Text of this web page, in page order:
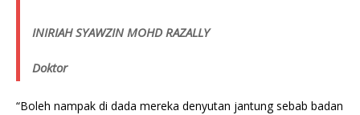
INIRIAH SYAWZIN MOHD RAZALLY
Doktor
“Boleh nampak di dada mereka denyutan jantung sebab badan